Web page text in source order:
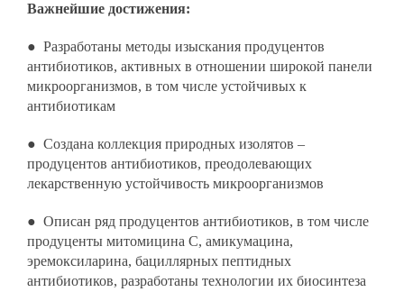
Важнейшие достижения:
● Разработаны методы изыскания продуцентов
антибиотиков, активных в отношении широкой панели
микроорганизмов, в том числе устойчивых к
антибиотикам
● Создана коллекция природных изолятов –
продуцентов антибиотиков, преодолевающих
лекарственную устойчивость микроорганизмов
● Описан ряд продуцентов антибиотиков, в том числе
продуценты митомицина С, амикумацина,
эремоксиларина, бациллярных пептидных
антибиотиков, разработаны технологии их биосинтеза